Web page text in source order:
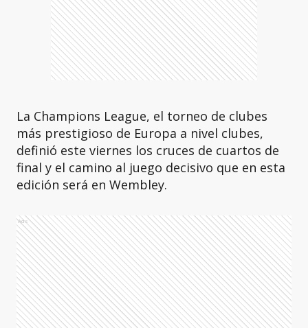
La Champions League, el torneo de clubes
más prestigioso de Europa a nivel clubes,
definió este viernes los cruces de cuartos de
final y el camino al juego decisivo que en esta
edición será en Wembley.
Ads